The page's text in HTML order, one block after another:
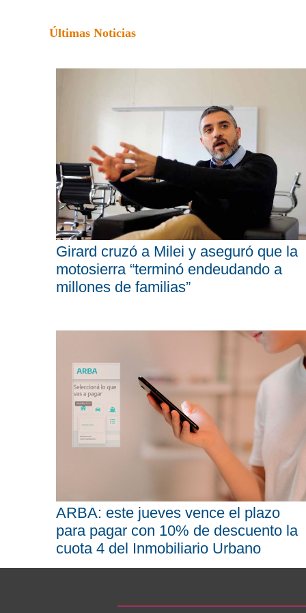
Últimas Noticias
Girard cruzó a Milei y aseguró que la
motosierra “terminó endeudando a
millones de familias”
ARBA: este jueves vence el plazo
para pagar con 10% de descuento la
cuota 4 del Inmobiliario Urbano